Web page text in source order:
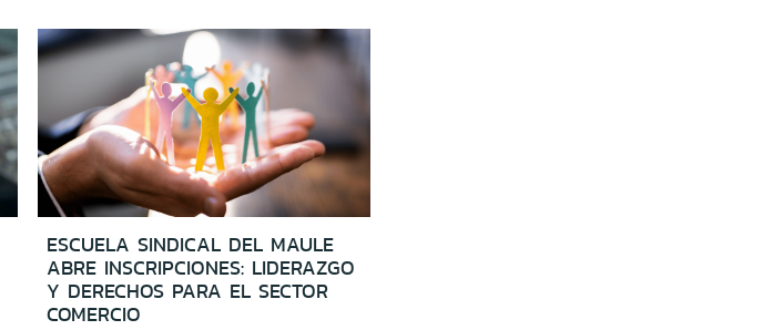
ESCUELA SINDICAL DEL MAULE
ABRE INSCRIPCIONES: LIDERAZGO
Y DERECHOS PARA EL SECTOR
COMERCIO